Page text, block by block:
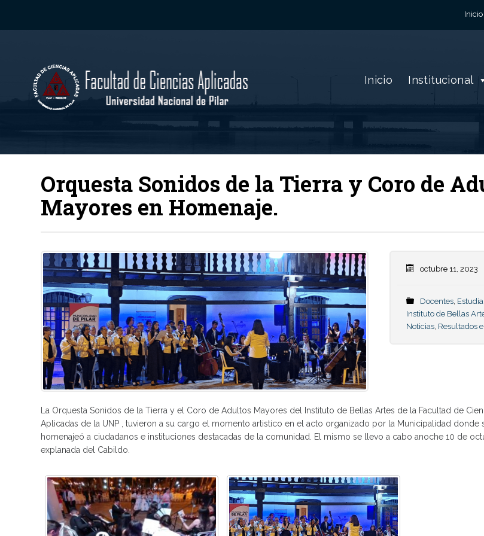
Inicio
Inicio Institucional
Orquesta Sonidos de la Tierra y Coro de
Mayores en Homenaje.
octubre 11, 2023
Docentes,
Instituto de Bellas
Noticias, Resultados
La Orquesta Sonidos de la Tierra y el Coro de Adultos Mayores del Instituto de Bellas Artes de la Facultad de
Aplicadas de la UNP , tuvieron a su cargo el momento artistico en el acto organizado por la Municipalidad donde
homenajeó a ciudadanos e instituciones destacadas de la comunidad. El mismo se llevo a cabo anoche 10 de
explanada del Cabildo.